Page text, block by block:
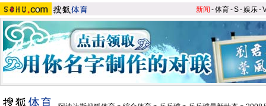
新闻 -体育-S-娱乐-